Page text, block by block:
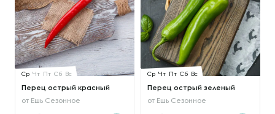
Ср Чт Пт Сб Вс
Перец острый красный
от Ешь Сезонное
Ср Чт Пт Сб Вс
Перец острый зеленый
от Ешь Сезонное